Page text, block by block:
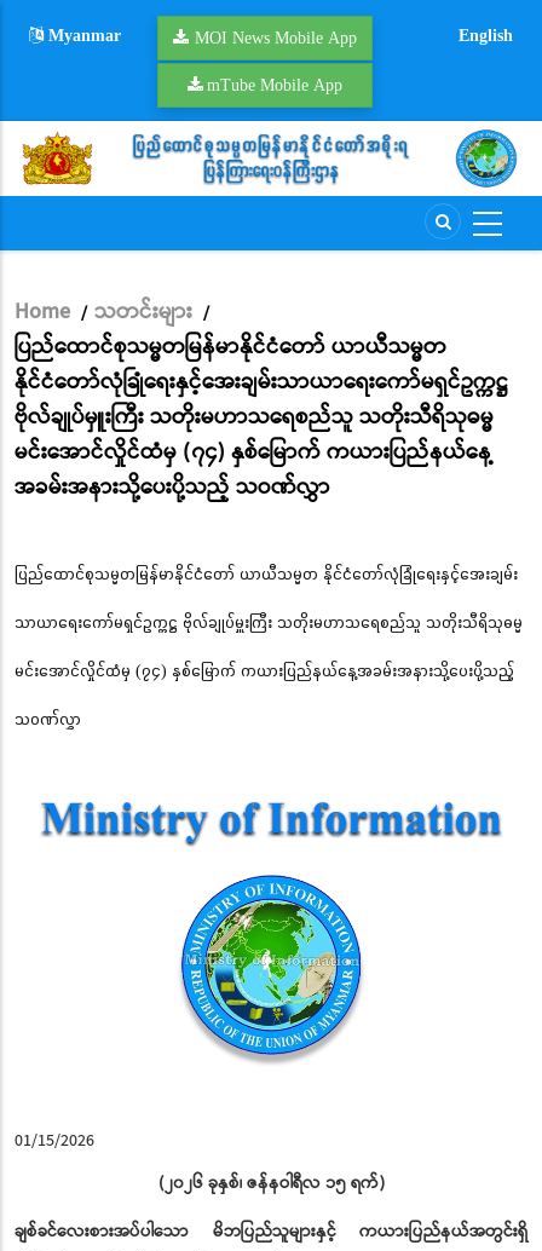
Myanmar MOI News Mobile App
mTube Mobile App
English
Breadcrumb
Home / သတင်းများ /
ပြည်ထောင်စုသမ္မတမြန်မာနိုင်ငံတော် ယာယီသမ္မတ
နိုင်ငံတော်လုံခြုံရေးနှင့်အေးချမ်းသာယာရေးကော်မရှင်ဥက္ကဋ္ဌ
ဗိုလ်ချုပ်မှူးကြီး သတိုးမဟာသရေစည်သူ သတိုးသီရိသုဓမ္မ
မင်းအောင်လှိုင်ထံမှ (၇၄) နှစ်မြောက် ကယားပြည်နယ်နေ့
အခမ်းအနားသို့ပေးပို့သည့် သဝဏ်လွှာ
ပြည်ထောင်စုသမ္မတမြန်မာနိုင်ငံတော် ယာယီသမ္မတ နိုင်ငံတော်လုံခြုံရေးနှင့်အေးချမ်း
သာယာရေးကော်မရှင်ဥက္ကဋ္ဌ ဗိုလ်ချုပ်မှူးကြီး သတိုးမဟာသရေစည်သူ သတိုးသီရိသုဓမ္မ
မင်းအောင်လှိုင်ထံမှ (၇၄) နှစ်မြောက် ကယားပြည်နယ်နေ့အခမ်းအနားသို့ပေးပို့သည့်
သဝဏ်လွှာ
01/15/2026
(၂၀၂၆ ခုနှစ်၊ ဇန်နဝါရီလ ၁၅ ရက်)
ချစ်ခင်လေးစားအပ်ပါသော မိဘပြည်သူများနှင့် ကယားပြည်နယ်အတွင်းရှိ